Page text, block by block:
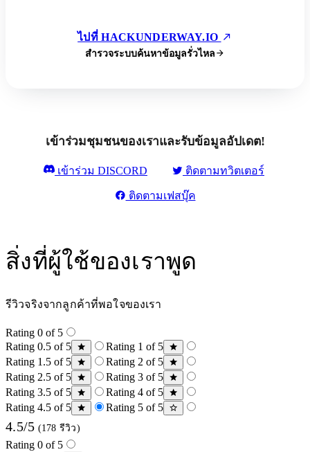
ไปที่ HACKUNDERWAY.IO
สำรวจระบบค้นหาข้อมูลรั่วไหล
เข้าร่วมชุมชนของเราและรับข้อมูลอัปเดต!
เข้าร่วม DISCORD ติดตามทวิตเตอร์
ติดตามเฟสบุ๊ค
สิ่งที่ผู้ใช้ของเราพูด
รีวิวจริงจากลูกค้าที่พอใจของเรา
Rating 0 of 5
Rating 0.5 of 5
Rating 1 of 5
Rating 1.5 of 5
Rating 2 of 5
Rating 2.5 of 5
Rating 3 of 5
Rating 3.5 of 5
Rating 4 of 5
Rating 4.5 of 5
Rating 5 of 5
4.5/5 (178 รีวิว)
Rating 0 of 5